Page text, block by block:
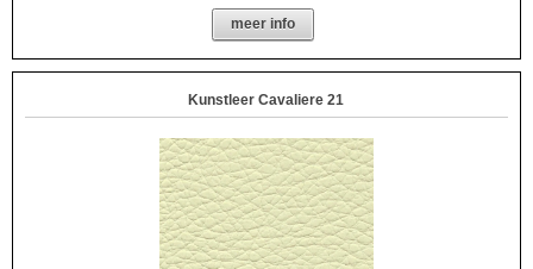
meer info
Kunstleer Cavaliere 21